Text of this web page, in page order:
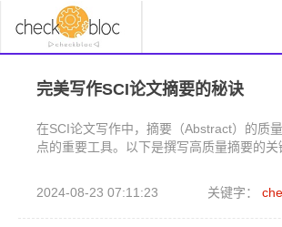
完美写作SCI论文摘要的秘诀
在SCI论文写作中，摘要（Abstract）的质
点的重要工具。以下是撰写高质量摘要的关
2024-08-23 07:11:23 关键字：